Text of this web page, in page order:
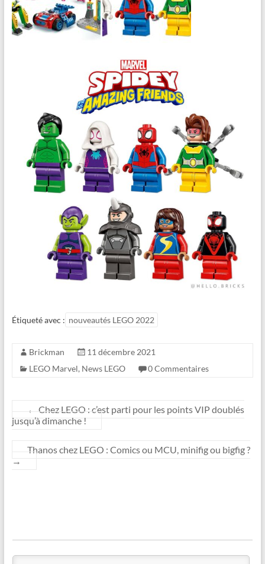
Étiqueté avec : nouveautés LEGO 2022
Brickman
11 décembre 2021
LEGO Marvel, News LEGO 0 Commentaires
←
Chez LEGO : c’est parti pour les points VIP doublés
jusqu’à dimanche !
Thanos chez LEGO : Comics ou MCU, minifig ou bigfig ?
→